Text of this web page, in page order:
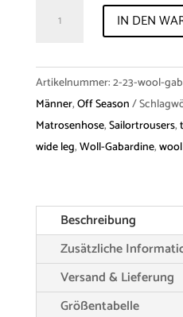
"Oswin"
Gabardine
Menge
IN DEN
Artikelnummer:2-23-wool-
Männer,Off Season
Matrosenhose,Sailortrousers,
wide leg,Woll-Gabardine,
Beschreibung
Zusätzliche
Versand & Lieferung
Größentabelle